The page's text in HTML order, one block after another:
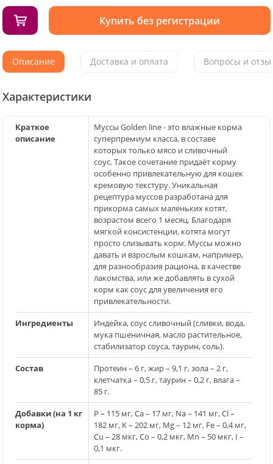
Купить без регистрации
Описание Доставка и оплата Вопросы и
Характеристики
Краткое
описание
Муссы Golden line - это влажные корма
суперпремиум класса, в составе
которых только мясо и сливочный
соус. Такое сочетание придаёт корму
особенно привлекательную для кошек
кремовую текстуру. Уникальная
рецептура муссов разработана для
прикорма самых маленьких котят,
возрастом всего 1 месяц. Благодаря
мягкой консистенции, котята могут
просто слизывать корм. Муссы можно
давать и взрослым кошкам, например,
для разнообразия рациона, в качестве
лакомства, или же добавлять в сухой
корм как соус для увеличения его
привлекательности.
Ингредиенты
Индейка, соус сливочный (сливки, вода,
мука пшеничная, масло растительное,
стабилизатор соуса, таурин, соль).
Состав
Протеин – 6 г, жир – 9,1 г, зола – 2 г,
клетчатка – 0,5 г, таурин – 0,2 г, влага –
85 г.
Добавки (на 1 кг
корма)
P – 115 мг, Ca – 17 мг, Na – 141 мг, Cl –
182 мг, K – 202 мг, Mg – 12 мг, Fe – 0,4 мг,
Cu – 28 мкг, Co – 0,2 мкг, Mn – 50 мкг, I –
0,1 мкг.